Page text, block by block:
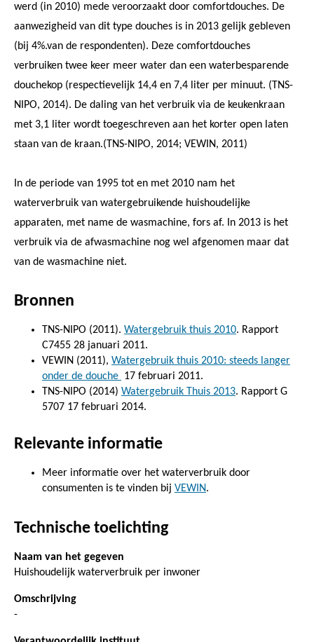
werd (in 2010) mede veroorzaakt door comfortdouches. De
aanwezigheid van dit type douches is in 2013 gelijk gebleven
(bij 4%.van de respondenten). Deze comfortdouches
verbruiken twee keer meer water dan een waterbesparende
douchekop (respectievelijk 14,4 en 7,4 liter per minuut. (TNS-
NIPO, 2014). De daling van het verbruik via de keukenkraan
met 3,1 liter wordt toegeschreven aan het korter open laten
staan van de kraan.(TNS-NIPO, 2014; VEWIN, 2011)
In de periode van 1995 tot en met 2010 nam het
waterverbruik van watergebruikende huishoudelijke
apparaten, met name de wasmachine, fors af. In 2013 is het
verbruik via de afwasmachine nog wel afgenomen maar dat
van de wasmachine niet.
Bronnen
TNS-NIPO (2011). Watergebruik thuis 2010. Rapport
C7455 28 januari 2011.
VEWIN (2011), Watergebruik thuis 2010: steeds langer
onder de douche 17 februari 2011.
TNS-NIPO (2014) Watergebruik Thuis 2013. Rapport G
5707 17 februari 2014.
Relevante informatie
Meer informatie over het waterverbruik door
consumenten is te vinden bij VEWIN.
Technische toelichting
Naam van het gegeven
Huishoudelijk waterverbruik per inwoner
Omschrijving
-